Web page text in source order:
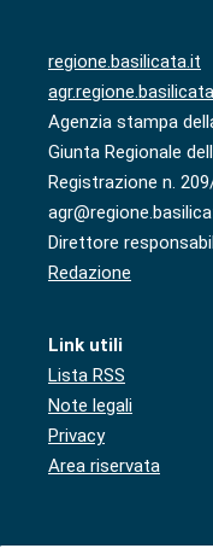
regione.basilicata.it
Agenzia stampa
Giunta Regionale
Registrazione n.
Direttore
Redazione
Link utili
Lista RSS
Note legali
Privacy
Area riservata